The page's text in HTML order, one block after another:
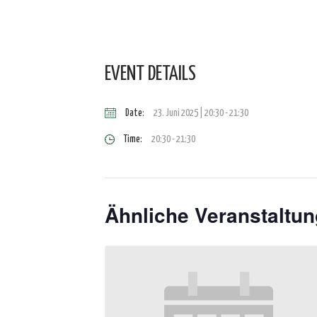
EVENT DETAILS
Date: 23. Juni 2025 | 20:30-21:30
Time: 20:30 - 21:30
Ähnliche